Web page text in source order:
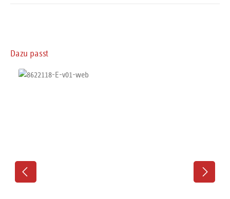
Produktgalerie überspringen
Dazu passt